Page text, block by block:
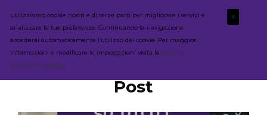
Post
Utilizziamo cookie nostri e di terze parti per migliorare i servizi e
analizzare le tue preferenze. Continuando la navigazione
accetterai automaticamente l’utilizzo dei cookie. Per maggiori
informazioni e modificare le impostazioni visita la pagina
dedicata ai cookie.
X